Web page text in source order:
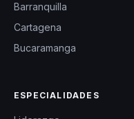
Barranquilla
Cartagena
Bucaramanga
ESPECIALIDADES